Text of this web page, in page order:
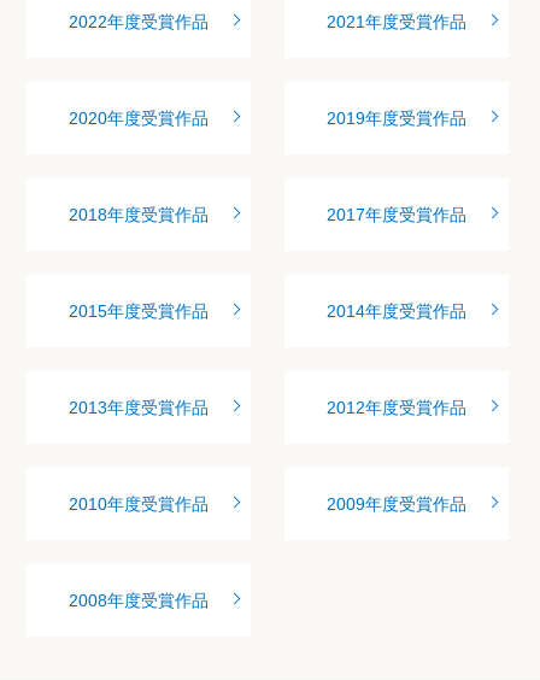
2022年度受賞作品 2021年度受賞作品
2020年度受賞作品 2019年度受賞作品
2018年度受賞作品 2017年度受賞作品
2015年度受賞作品 2014年度受賞作品
2013年度受賞作品 2012年度受賞作品
2010年度受賞作品 2009年度受賞作品
2008年度受賞作品